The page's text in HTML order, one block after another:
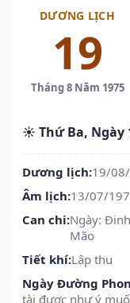
DƯƠNG LỊCH
19
Tháng 8 Năm 1975
☀️ Thứ Ba, Ngày
Dương lịch:19/
Âm lịch:13/07/
Can chi:Ngày:
Mão
Tiết khí:Lập thu
Ngày Đường
tài được như ý